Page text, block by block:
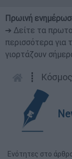
Πρωινή
➔ Δείτε τα
περισσότερα για
γιορτάζουν
┋ Κόσμος
Ενότητες στο